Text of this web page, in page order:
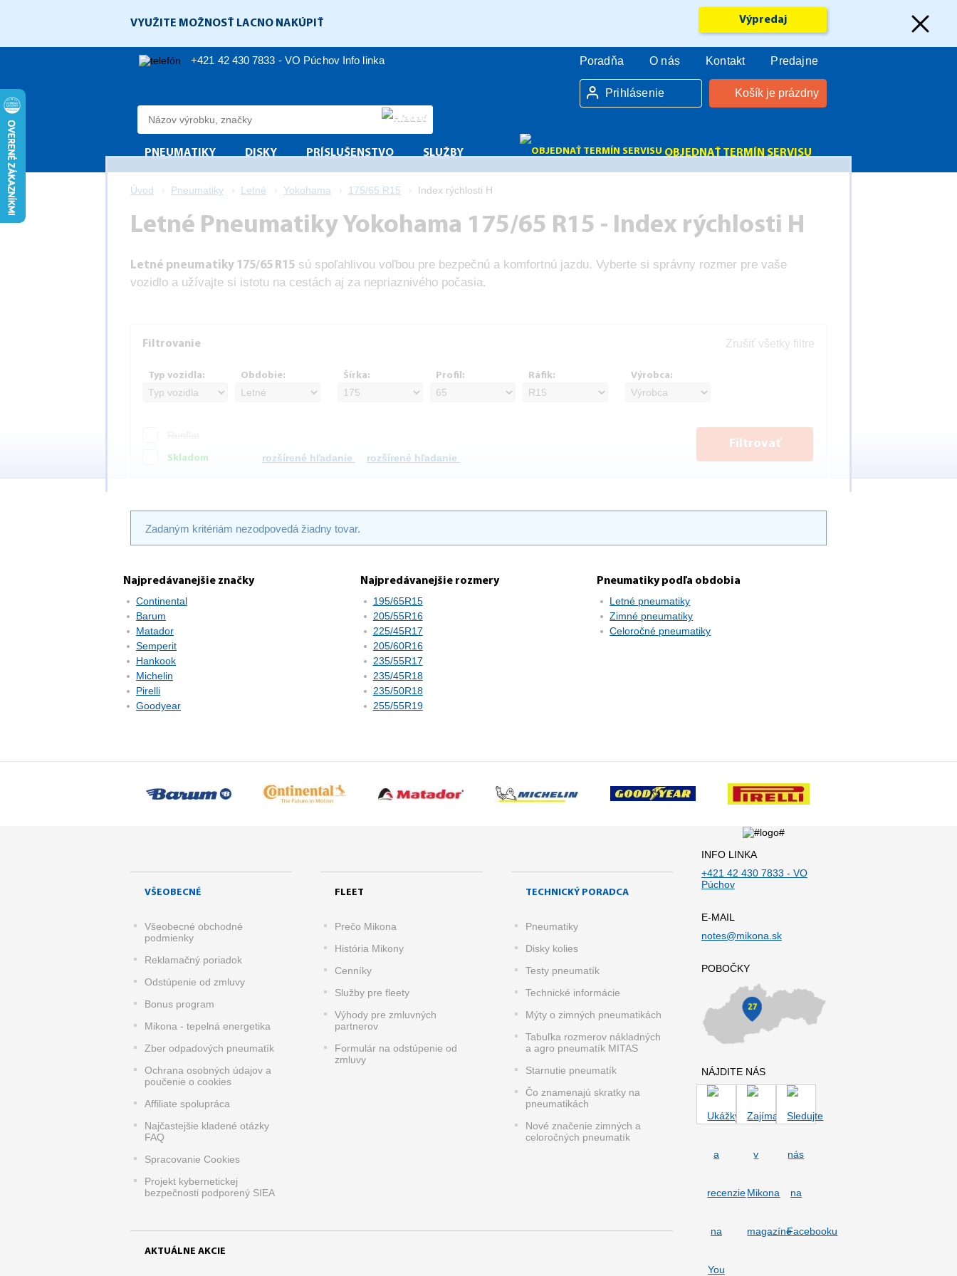
VYUŽITE MOŽNOSŤ LACNO NAKÚPIŤ Výpredaj
Košík je prázdny
Prihlásenie
+421 42 430 7833 - VO Púchov Info linka Poradňa O nás Kontakt Predajne
PNEUMATIKY DISKY PRÍSLUŠENSTVO SLUŽBY OBJEDNAŤ TERMÍN SERVISU
Úvod Pneumatiky Letné Yokohama 175/65 R15 Index rýchlosti H
Letné Pneumatiky Yokohama 175/65 R15 - Index rýchlosti H
Letné pneumatiky 175/65 R15 sú spoľahlivou voľbou pre bezpečnú a komfortnú jazdu. Vyberte si správny rozmer pre vaše
vozidlo a užívajte si istotu na cestách aj za nepriaznivého počasia.
Filtrovanie Zrušiť všetky filtre
Typ vozidla: Obdobie: Šírka: Profil: Ráfik: Výrobca:
Skladom rozšírené hľadanie rozšírené hľadanie
Filtrovať
Zadaným kritériám nezodpovedá žiadny tovar.
Najpredávanejšie značky
Continental
Barum
Matador
Semperit
Hankook
Michelin
Pirelli
Goodyear
Najpredávanejšie rozmery
195/65R15
205/55R16
225/45R17
205/60R16
235/55R17
235/45R18
235/50R18
255/55R19
Pneumatiky podľa obdobia
Letné pneumatiky
Zimné pneumatiky
Celoročné pneumatiky
VŠEOBECNÉ
Všeobecné obchodné
podmienky
Reklamačný poriadok
Odstúpenie od zmluvy
Bonus program
Mikona - tepelná energetika
Zber odpadových pneumatík
Ochrana osobných údajov a
poučenie o cookies
Affiliate spolupráca
Najčastejšie kladené otázky
FAQ
Spracovanie Cookies
Projekt kybernetickej
bezpečnosti podporený SIEA
FLEET
Prečo Mikona
História Mikony
Cenníky
Služby pre fleety
Výhody pre zmluvných
partnerov
Formulár na odstúpenie od
zmluvy
TECHNICKÝ PORADCA
Pneumatiky
Disky kolies
Testy pneumatík
Technické informácie
Mýty o zimných pneumatikách
Tabuľka rozmerov nákladných
a agro pneumatík MITAS
Starnutie pneumatík
Čo znamenajú skratky na
pneumatikách
Nové značenie zimných a
celoročných pneumatík
AKTUÁLNE AKCIE
INFO LINKA
+421 42 430 7833 - VO
Púchov
E-MAIL
notes@mikona.sk
POBOČKY
NÁJDITE NÁS